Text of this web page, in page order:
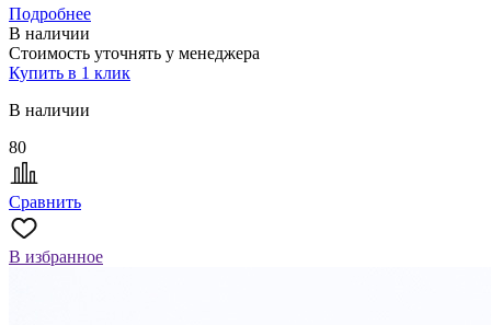
Подробнее
В наличии
Стоимость уточнять у менеджера
Купить в 1 клик
В наличии
80
Сравнить
В избранное